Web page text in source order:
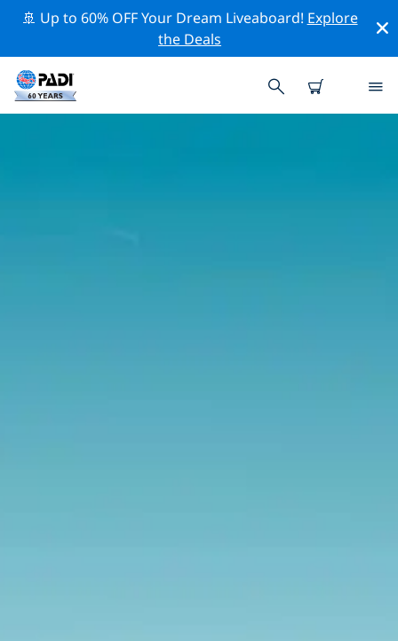
🚢 Up to 60% OFF Your Dream Liveaboard! Explore
the Deals